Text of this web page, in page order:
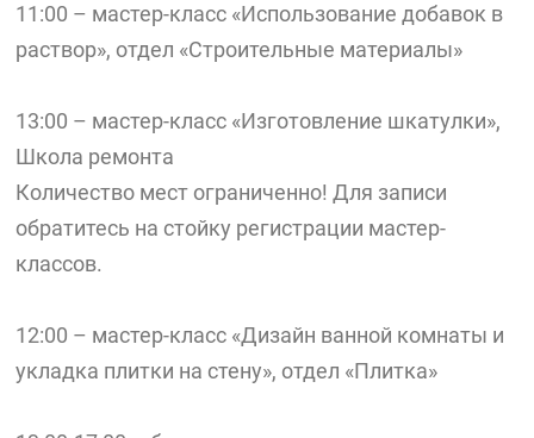
11:00 – мастер-класс «Использование добавок в
раствор», отдел «Строительные материалы»
13:00 – мастер-класс «Изготовление шкатулки»,
Школа ремонта
Количество мест ограниченно! Для записи
обратитесь на стойку регистрации мастер-
классов.
12:00 – мастер-класс «Дизайн ванной комнаты и
укладка плитки на стену», отдел «Плитка»